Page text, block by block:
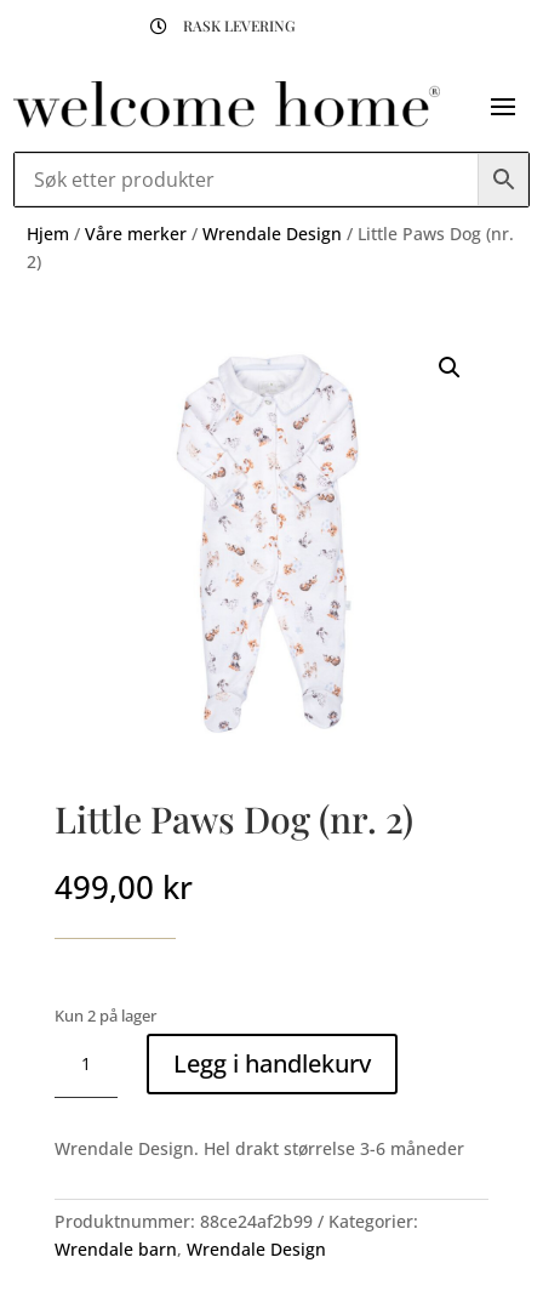
 RASK LEVERING
Hjem /Våre merker /Wrendale Design / Little Paws Dog (nr.
2)
Little Paws Dog (nr. 2)
499,00 kr
Kun 2 på lager
Paws
Dog
2)
Legg i handlekurv
Wrendale Design. Hel drakt størrelse 3-6 måneder
Produktnummer: 88ce24af2b99
Kategorier:
Wrendale barn, Wrendale Design